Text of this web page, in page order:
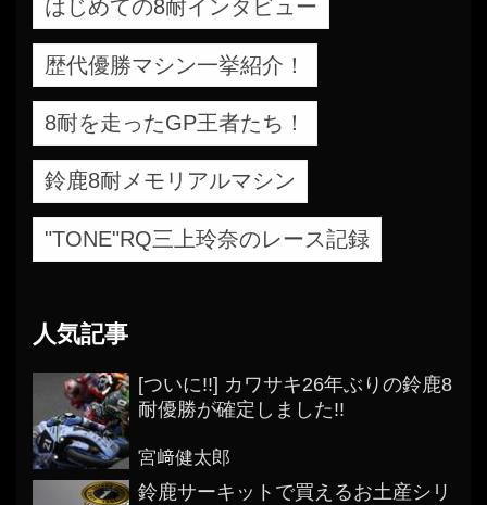
はじめての8耐インタビュー
歴代優勝マシン一挙紹介！
8耐を走ったGP王者たち！
鈴鹿8耐メモリアルマシン
"TONE"RQ三上玲奈のレース記録
人気記事
[ついに!!] カワサキ26年ぶりの鈴鹿8
耐優勝が確定しました!!
宮﨑健太郎
鈴鹿サーキットで買えるお土産シリ